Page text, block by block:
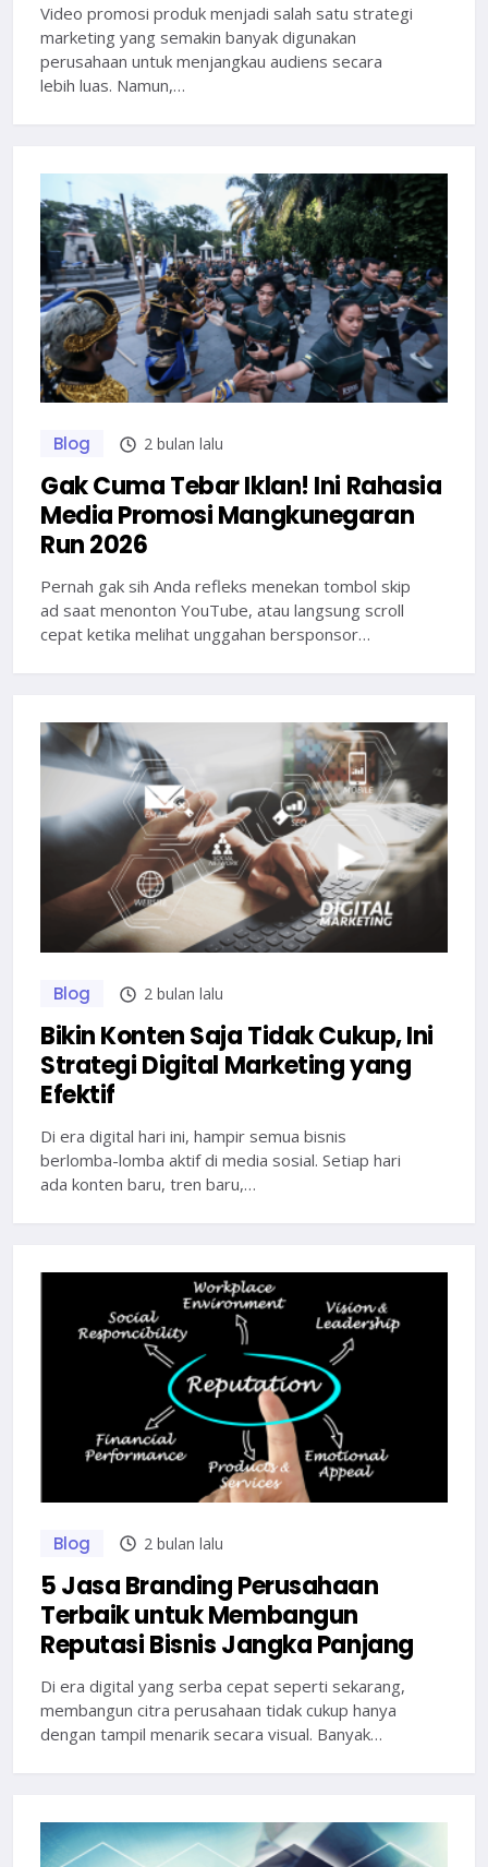
Video promosi produk menjadi salah satu strategi
marketing yang semakin banyak digunakan
perusahaan untuk menjangkau audiens secara
lebih luas. Namun,…
Blog 2 bulan lalu
Gak Cuma Tebar Iklan! Ini Rahasia
Media Promosi Mangkunegaran
Run 2026
Pernah gak sih Anda refleks menekan tombol skip
ad saat menonton YouTube, atau langsung scroll
cepat ketika melihat unggahan bersponsor…
Blog 2 bulan lalu
Bikin Konten Saja Tidak Cukup, Ini
Strategi Digital Marketing yang
Efektif
Di era digital hari ini, hampir semua bisnis
berlomba-lomba aktif di media sosial. Setiap hari
ada konten baru, tren baru,…
Blog 2 bulan lalu
5 Jasa Branding Perusahaan
Terbaik untuk Membangun
Reputasi Bisnis Jangka Panjang
Di era digital yang serba cepat seperti sekarang,
membangun citra perusahaan tidak cukup hanya
dengan tampil menarik secara visual. Banyak…